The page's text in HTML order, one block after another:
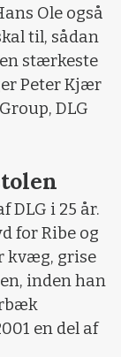
Ole også
til, sådan
stærkeste
Peter Kjær
DLG
DLG i 25 år.
for Ribe og
kvæg, grise
inden han
en del af